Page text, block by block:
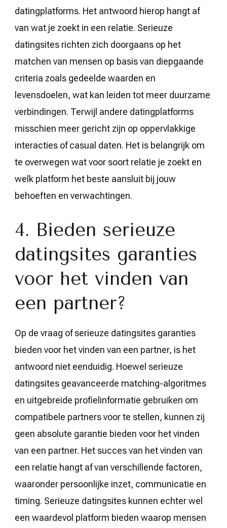
datingplatforms. Het antwoord hierop hangt af
van wat je zoekt in een relatie. Serieuze
datingsites richten zich doorgaans op het
matchen van mensen op basis van diepgaande
criteria zoals gedeelde waarden en
levensdoelen, wat kan leiden tot meer duurzame
verbindingen. Terwijl andere datingplatforms
misschien meer gericht zijn op oppervlakkige
interacties of casual daten. Het is belangrijk om
te overwegen wat voor soort relatie je zoekt en
welk platform het beste aansluit bij jouw
behoeften en verwachtingen.
4. Bieden serieuze
datingsites garanties
voor het vinden van
een partner?
Op de vraag of serieuze datingsites garanties
bieden voor het vinden van een partner, is het
antwoord niet eenduidig. Hoewel serieuze
datingsites geavanceerde matching-algoritmes
en uitgebreide profielinformatie gebruiken om
compatibele partners voor te stellen, kunnen zij
geen absolute garantie bieden voor het vinden
van een partner. Het succes van het vinden van
een relatie hangt af van verschillende factoren,
waaronder persoonlijke inzet, communicatie en
timing. Serieuze datingsites kunnen echter wel
een waardevol platform bieden waarop mensen